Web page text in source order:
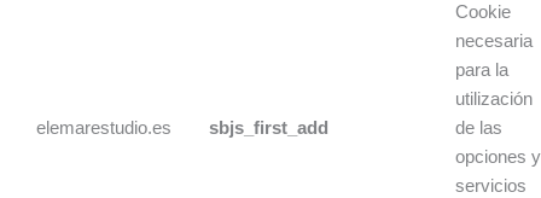
elemarestudio.es sbjs_first_add
Cookie
necesaria
para la
utilización
de las
opciones y
servicios